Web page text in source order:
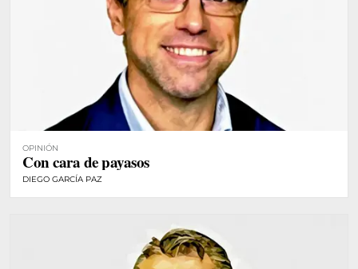
OPINIÓN
Con cara de payasos
DIEGO GARCÍA PAZ